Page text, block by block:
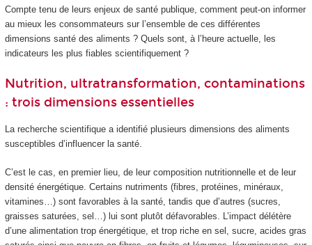
Compte tenu de leurs enjeux de santé publique, comment peut-on informer
au mieux les consommateurs sur l’ensemble de ces différentes
dimensions santé des aliments ? Quels sont, à l’heure actuelle, les
indicateurs les plus fiables scientifiquement ?
Nutrition, ultratransformation, contaminations
: trois dimensions essentielles
La recherche scientifique a identifié plusieurs dimensions des aliments
susceptibles d’influencer la santé.
C’est le cas, en premier lieu, de leur composition nutritionnelle et de leur
densité énergétique. Certains nutriments (fibres, protéines, minéraux,
vitamines…) sont favorables à la santé, tandis que d’autres (sucres,
graisses saturées, sel…) lui sont plutôt défavorables. L’impact délétère
d’une alimentation trop énergétique, et trop riche en sel, sucre, acides gras